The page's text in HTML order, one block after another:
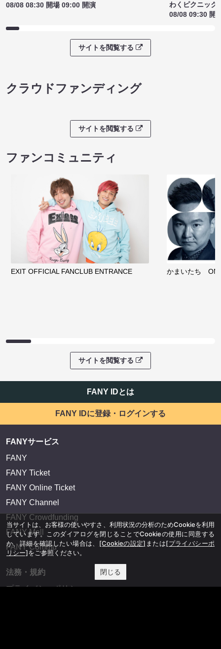
08/08 08:30 開場 09:00 開演
わくピクニック
08/08 09:30 開
サイトを閲覧する
クラウドファンディング
サイトを閲覧する
ファンコミュニティ
EXIT OFFICIAL FANCLUB ENTRANCE かまいたち
サイトを閲覧する
FANY IDとは
FANY IDに登録・ログインする
FANYサービス
FANY
FANY Ticket
FANY Online Ticket
FANY Channel
FANY Crowdfunding
FANY Mall
FANY Commu
法務・規約
プライバシーポリシー
当サイトは、お客様の使いやすさ、利用状況の分析のためCookieを利用
しています。このダイアログを閉じることでCookieの使用に同意する
か、詳細を確認したい場合は、 [Cookieの設定] または[プライバシーポ
リシー]をご参照ください。
閉じる